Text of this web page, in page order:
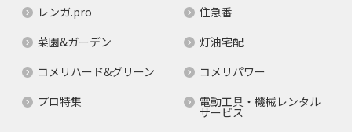
レンガ.pro
住急番
菜園&ガーデン
灯油宅配
コメリハード&グリーン
コメリパワー
プロ特集
電動工具・機械レンタル
サービス